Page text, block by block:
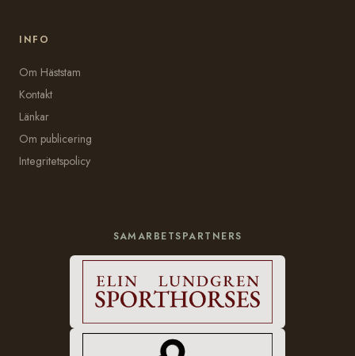
INFO
Om Häststam
Kontakt
Länkar
Om publicering
Integritetspolicy
SAMARBETSPARTNERS